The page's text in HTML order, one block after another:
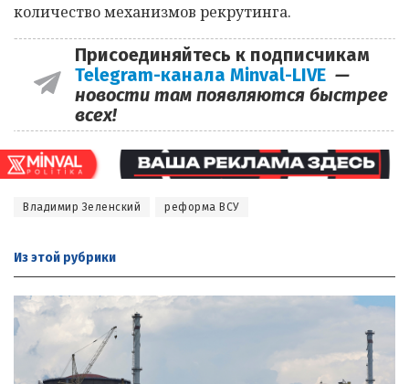
количество механизмов рекрутинга.
Присоединяйтесь к подписчикам
Telegram-канала Minval-LIVE —
новости там появляются быстрее
всех!
Владимир Зеленский реформа ВСУ
Из этой рубрики